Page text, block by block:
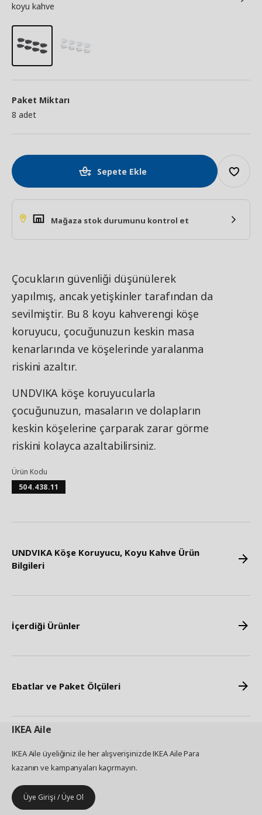
koyu kahve
Paket Miktarı
8 adet
Sepete Ekle
Mağaza stok durumunu kontrol et
Çocukların güvenliği düşünülerek
yapılmış, ancak yetişkinler tarafından da
sevilmiştir. Bu 8 koyu kahverengi köşe
koruyucu, çocuğunuzun keskin masa
kenarlarında ve köşelerinde yaralanma
riskini azaltır.
UNDVIKA köşe koruyucularla
çocuğunuzun, masaların ve dolapların
keskin köşelerine çarparak zarar görme
riskini kolayca azaltabilirsiniz.
Ürün Kodu
504.438.11
UNDVIKA Köşe Koruyucu, Koyu Kahve Ürün
Bilgileri
İçerdiği Ürünler
Ebatlar ve Paket Ölçüleri
IKEAAile
IKEA Aile üyeliğiniz ile her alışverişinizde IKEA Aile Para
kazanın ve kampanyaları kaçırmayın.
Üye Girişi / Üye Ol